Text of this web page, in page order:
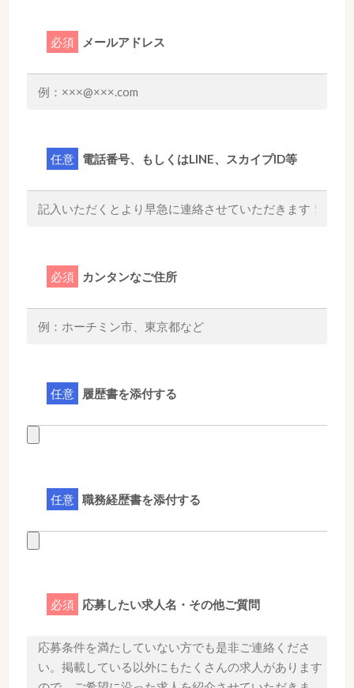
必須 メールアドレス
任意 電話番号、もしくはLINE、スカイプID等
必須 カンタンなご住所
任意 履歴書を添付する
任意 職務経歴書を添付する
必須 応募したい求人名・その他ご質問